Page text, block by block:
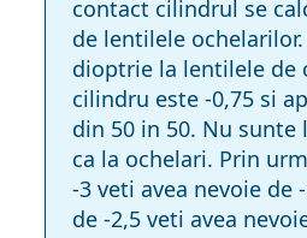
contact cilindrul se
de lentilele
dioptrie la lentilele de
cilindru este -0,75 si
din 50 in 50. Nu sunte
ca la ochelari. Prin
-3 veti avea nevoie de
de -2,5 veti avea